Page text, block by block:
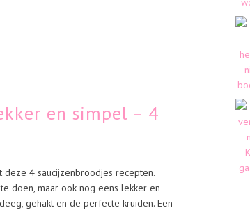
en simpel – 4
4 saucijzenbroodjes recepten.
doen, maar ook nog eens lekker en
gehakt en de perfecte kruiden. Een